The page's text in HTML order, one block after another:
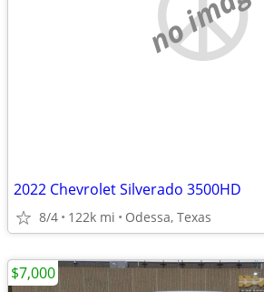
2022 Chevrolet Silverado 3500HD
8/4 122k mi Odessa, Texas
$7,000